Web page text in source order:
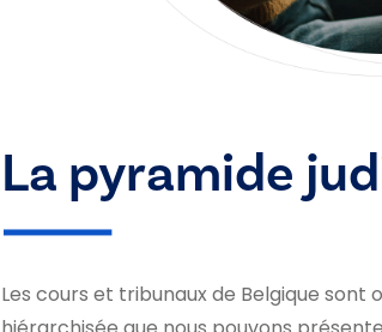
La pyramide
Les cours et tribunaux de Belgique sont